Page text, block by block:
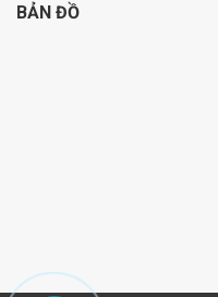
BẢN ĐỒ